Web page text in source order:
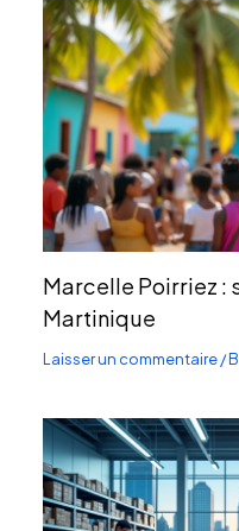
Marcelle Poirriez :
Martinique
Laisser un commentaire/